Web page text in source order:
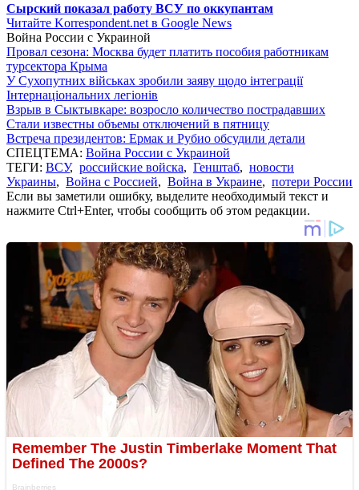
Сырский показал работу ВСУ по оккупантам
Читайте Korrespondent.net в Google News
Война России с Украиной
Провал сезона: Москва будет платить пособия работникам
турсектора Крыма
У Сухопутних військах зробили заяву щодо інтеграції
Інтернаціональних легіонів
Взрыв в Сыктывкаре: возросло количество пострадавших
Стали известны объемы отключений в пятницу
Встреча президентов: Ермак и Рубио обсудили детали
СПЕЦТЕМА: Война России с Украиной
ТЕГИ: ВСУ, российские войска, Генштаб, новости
Украины, Война с Россией, Война в Украине, потери России
Если вы заметили ошибку, выделите необходимый текст и
нажмите Ctrl+Enter, чтобы сообщить об этом редакции.